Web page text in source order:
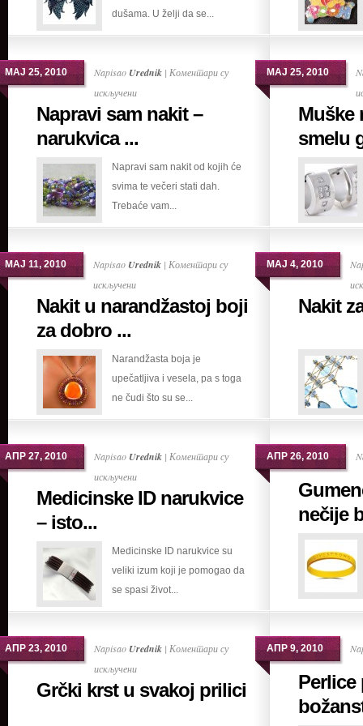
biorazgradivih
materijala
dušama. U želji da se...
МАЈ 25, 2010 Napisao Urednik | Коментари су
искљученина
Napravi
–
narukvica
za
večernji
Napravi sam nakit –
narukvica ...
Napravi sam nakit od kojih će
svima te večeri stati dah.
Trebaće vam...
МАЈ 25, 2010
Muške
smelu
МАЈ 11, 2010 Napisao Urednik | Коментари су
искљученина
Nakit
boji
za
dobro
raspoloženje
Nakit u narandžastoj boji
za dobro ...
Narandžasta boja je
upečatljiva i vesela, pa s toga
ne čudi što su se...
МАЈ 4, 2010
Nakit
АПР 27, 2010 Napisao Urednik | Коментари су
искљученина
Medicinske
–
istorija
bolesti
u
narukvici
Medicinske ID narukvice
– isto...
Medicinske ID narukvice su
veliki izum koji je pomogao da
se spasi život...
АПР 26, 2010
nečije
АПР 23, 2010 Napisao Urednik | Коментари су
искљученина
Grčki
Grčki krst u svakoj prilici
АПР 9, 2010
Perlice